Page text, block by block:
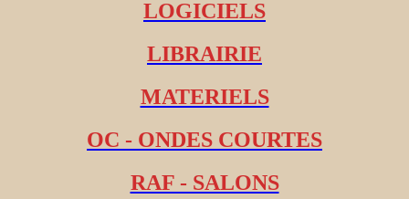
LOGICIELS
LIBRAIRIE
MATERIELS
OC - ONDES COURTES
RAF - SALONS